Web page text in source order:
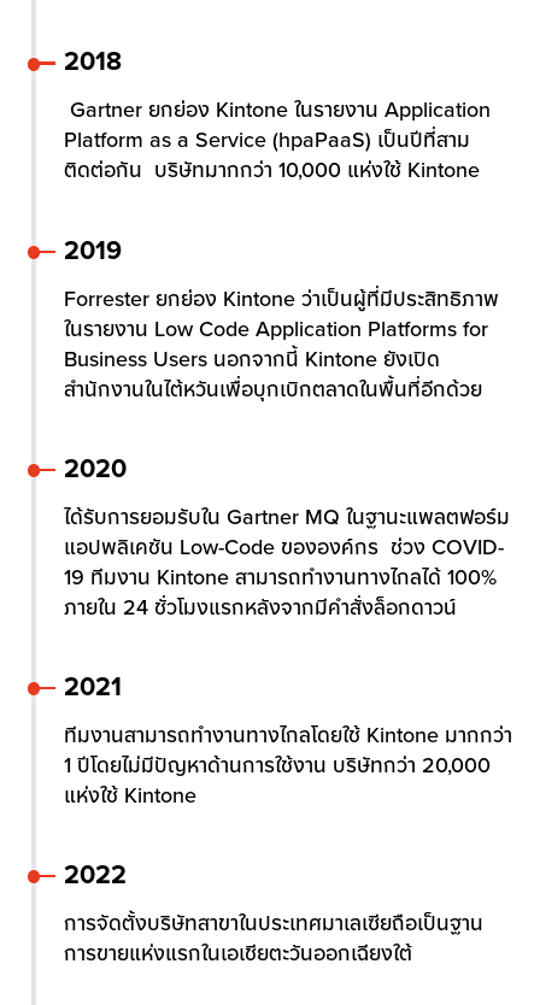
2018
Gartner ยกย่อง Kintone ในรายงาน Application
Platform as a Service (hpaPaaS) เป็นปีที่สาม
ติดต่อกัน บริษัทมากกว่า 10,000 แห่งใช้ Kintone
2019
Forrester ยกย่อง Kintone ว่าเป็นผู้ที่มีประสิทธิภาพ
ในรายงาน Low Code Application Platforms for
Business Users นอกจากนี้ Kintone ยังเปิด
สำนักงานในไต้หวันเพื่อบุกเบิกตลาดในพื้นที่อีกด้วย
2020
ได้รับการยอมรับใน Gartner MQ ในฐานะแพลตฟอร์ม
แอปพลิเคชัน Low-Code ขององค์กร ช่วง COVID-
19 ทีมงาน Kintone สามารถทำงานทางไกลได้ 100%
ภายใน 24 ชั่วโมงแรกหลังจากมีคำสั่งล็อกดาวน์
2021
ทีมงานสามารถทำงานทางไกลโดยใช้ Kintone มากกว่า
1 ปีโดยไม่มีปัญหาด้านการใช้งาน บริษัทกว่า 20,000
แห่งใช้ Kintone
2022
การจัดตั้งบริษัทสาขาในประเทศมาเลเซียถือเป็นฐาน
การขายแห่งแรกในเอเชียตะวันออกเฉียงใต้